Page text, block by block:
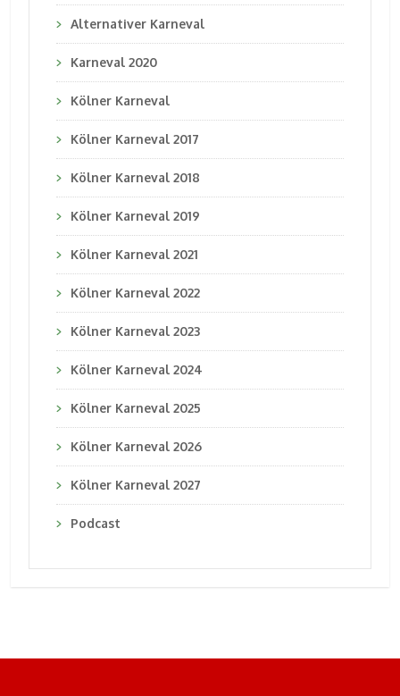
Alternativer Karneval
Karneval 2020
Kölner Karneval
Kölner Karneval 2017
Kölner Karneval 2018
Kölner Karneval 2019
Kölner Karneval 2021
Kölner Karneval 2022
Kölner Karneval 2023
Kölner Karneval 2024
Kölner Karneval 2025
Kölner Karneval 2026
Kölner Karneval 2027
Podcast